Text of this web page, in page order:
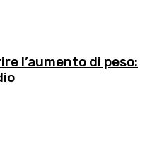
l’aumento di peso: